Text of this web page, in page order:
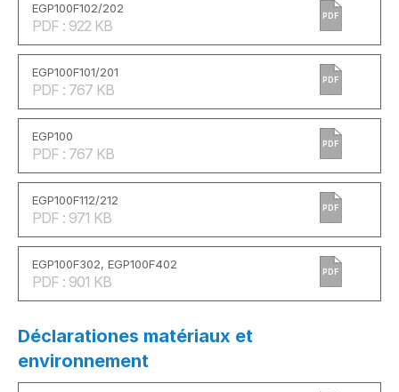
EGP100F102/202
PDF : 922 KB
PDF
EGP100F101/201
PDF : 767 KB
PDF
EGP100
PDF : 767 KB
PDF
EGP100F112/212
PDF : 971 KB
PDF
EGP100F302, EGP100F402
PDF : 901 KB
PDF
Déclarationes matériaux et
environnement